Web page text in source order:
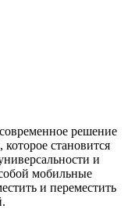
решение
которое становится
и
мобильные
и переместить